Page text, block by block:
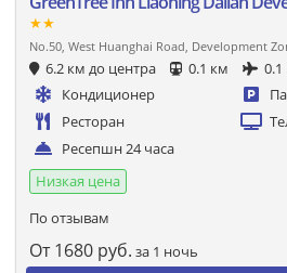
★★
No.50, West Huanghai Road, Development
6.2 км до центра 0.1 км
0.1
Кондиционер
Ресторан
Ресепшн 24 часа
Низкая цена
По отзывам
От 1680 руб. за 1 ночь